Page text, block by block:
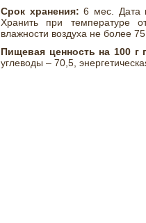
Срок хранения:6 мес. Дата
Хранить при температуре
влажности воздуха не более 75
Пищевая ценность на 100 г
углеводы – 70,5,